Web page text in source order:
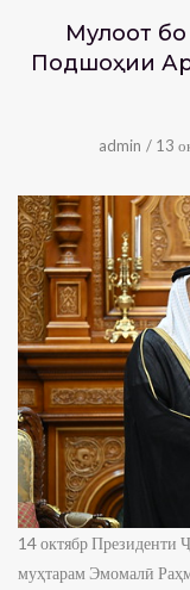
Мулоқот
Подшоҳии
admin / 13
14 октябр Президенти
муҳтарам Эмомалӣ